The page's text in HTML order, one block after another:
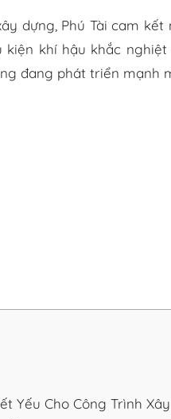
dựng, Phú Tài cam kết
khí hậu khắc
đang phát triển mạnh
Yếu Cho Công Trình